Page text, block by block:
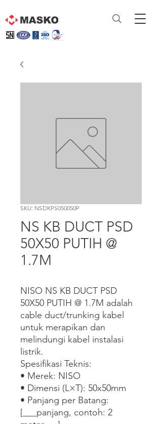
SKU: NSDKPS050050P
NS KB DUCT PSD
50X50 PUTIH @
1.7M
NISO NS KB DUCT PSD
50X50 PUTIH @ 1.7M adalah
cable duct/trunking kabel
untuk merapikan dan
melindungi kabel instalasi
listrik.
Spesifikasi Teknis:
• Merek: NISO
• Dimensi (L×T): 50x50mm
• Panjang per Batang:
[___panjang, contoh: 2